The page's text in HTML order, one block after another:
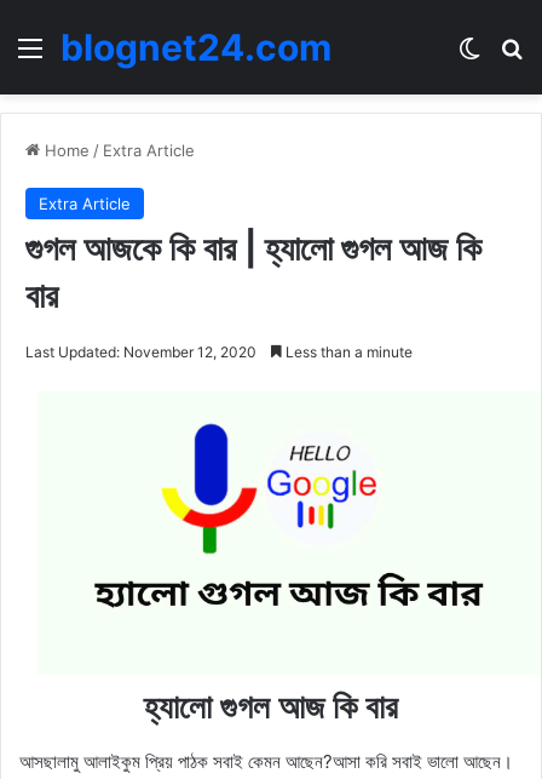
Menublognet24.com
Home / Extra Article
Extra Article
গুগল আজকে কি বার | হ্যালো গুগল আজ কি
বার
Last Updated: November 12, 2020 Less than a minute
হ্যালো গুগল আজ কি বার
আসছালামু আলাইকুম প্রিয় পাঠক সবাই কেমন আছেন?আসা করি সবাই ভালো আছেন।